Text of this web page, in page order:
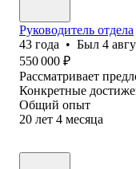
Руководитель отдела
43 года • Был 4
550 000 ₽
Рассматривает
Конкретные
Общий опыт
20 лет 4 месяца